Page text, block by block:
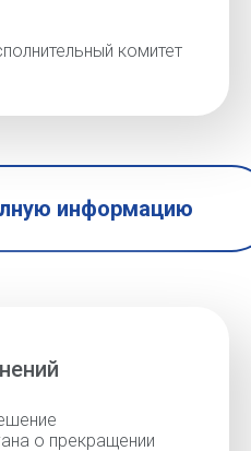
комитет
информацию
о прекращении